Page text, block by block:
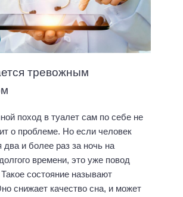
тревожным
поход в туалет сам по себе не
о проблеме. Но если человек
два и более раз за ночь на
времени, это уже повод
состояние называют
снижает качество сна, и может